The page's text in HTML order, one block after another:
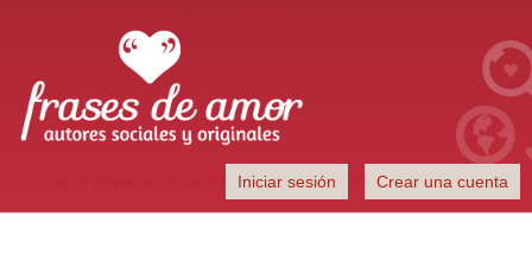
Autores sociales y originales
Iniciar sesión Crear una cuenta